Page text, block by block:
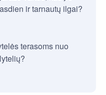
ir tarnautų ilgai?
terasoms nuo